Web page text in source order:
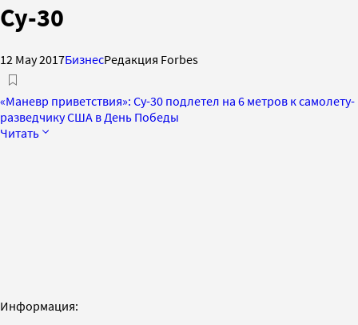
Су-30
12 May 2017БизнесРедакция Forbes
«Маневр приветствия»: Су-30 подлетел на 6 метров к самолету-
разведчику США в День Победы
Читать
Информация: